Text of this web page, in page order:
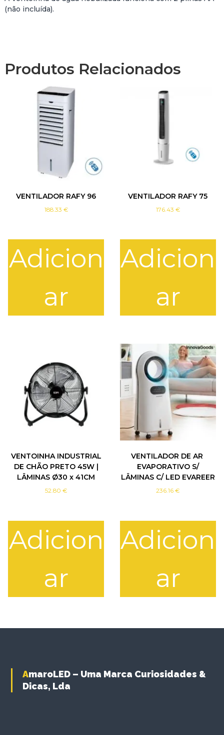
E
N
H
A
(não incluída).
Produtos Relacionados
VENTILADOR RAFY 96
188.33 €
Adicion
ar
VENTILADOR RAFY 75
176.43 €
Adicion
ar
VENTOINHA INDUSTRIAL
DE CHÃO PRETO 45W |
LÂMINAS Ø30 x 41CM
52.80€
Adicion
ar
VENTILADOR DE AR ​​
EVAPORATIVO S/
LÂMINAS C/ LED EVAREER
236.16€
Adicion
ar
AmaroLED – Uma Marca Curiosidades &
Dicas, Lda